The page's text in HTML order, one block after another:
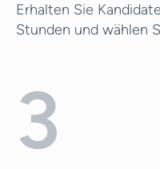
Erhalten Sie
Stunden und wählen
3